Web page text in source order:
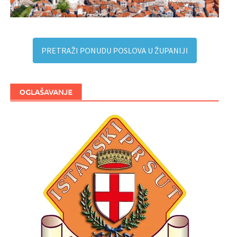
PRETRAŽI PONUDU POSLOVA U ŽUPANIJI
OGLAŠAVANJE